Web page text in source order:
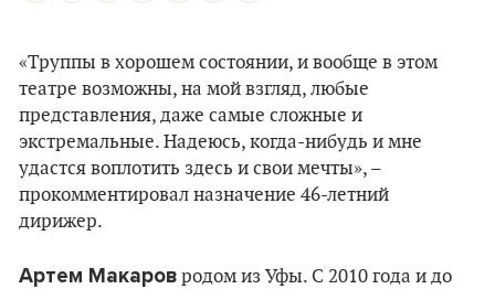
«Труппы в хорошем состоянии, и вообще в этом
театре возможны, на мой взгляд, любые
представления, даже самые сложные и
экстремальные. Надеюсь, когда-нибудь и мне
удастся воплотить здесь и свои мечты», –
прокомментировал назначение 46-летний
дирижер.
Артем Макаров родом из Уфы. С 2010 года и до